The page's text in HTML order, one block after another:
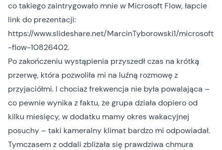
co takiego zaintrygowało mnie w Microsoft Flow, łapcie
link do prezentacji:
https://www.slideshare.net/MarcinTyborowski1/microsoft
-flow-10826402.
Po zakończeniu wystąpienia przyszedł czas na krótką
przerwę, która pozwoliła mi na luźną rozmowę z
przyjaciółmi. I chociaż frekwencja nie była powalająca –
co pewnie wynika z faktu, że grupa działa dopiero od
kilku miesięcy, w dodatku mamy okres wakacyjnej
posuchy – taki kameralny klimat bardzo mi odpowiadał.
Tymczasem z oddali zbliżała się prawdziwa chmura